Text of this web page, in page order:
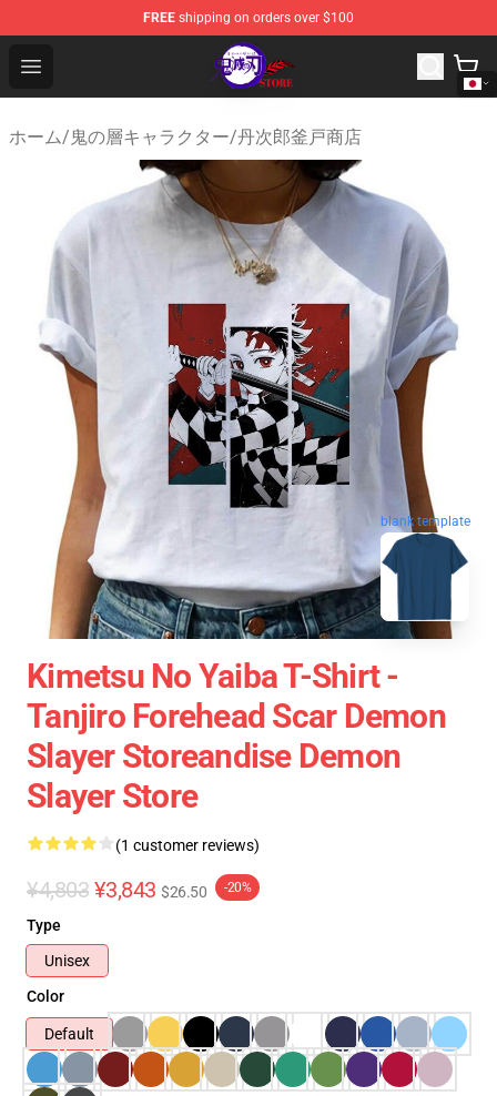
FREE shipping on orders over $100
Open menu
Kimetsu no Yaiba Store - Official Kimetsu no Yaiba
ホーム/鬼の層キャラクター/丹次郎釜戸商店
blank template
Kimetsu No Yaiba T-Shirt -
Tanjiro Forehead Scar Demon
Slayer Storeandise Demon
Slayer Store
(1 customer reviews)
¥4,803 ¥3,843 $26.50 -20%
Type
Unisex
Color
Default